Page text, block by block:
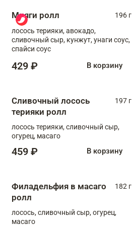
Мияги ролл
196 г
лосось терияки, авокадо,
сливочный сыр, кунжут, унаги соус,
спайси соус
429 ₽ В корзину
Сливочный лосось
терияки ролл
197 г
лосось терияки, сливочный сыр,
огурец, масаго
459 ₽ В корзину
Филадельфия в масаго
ролл
182 г
лосось, сливочный сыр, огурец,
масаго